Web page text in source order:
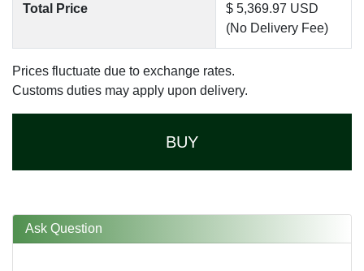
Total Price
$ 5,369.97 USD
(No Delivery Fee)
Prices fluctuate due to exchange rates.
Customs duties may apply upon delivery.
BUY
Ask Question